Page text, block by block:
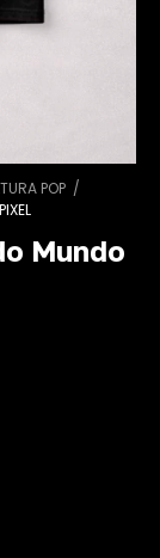
POP /
Mundo